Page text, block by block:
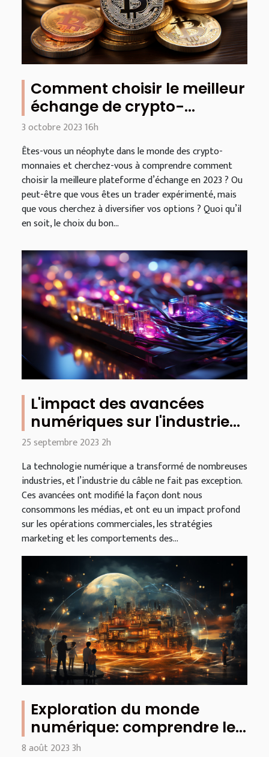
Comment choisir le meilleur
échange de crypto-
monnaies en 2023
3 octobre 2023 16h
Êtes-vous un néophyte dans le monde des crypto-
monnaies et cherchez-vous à comprendre comment
choisir la meilleure plateforme d’échange en 2023 ? Ou
peut-être que vous êtes un trader expérimenté, mais
que vous cherchez à diversifier vos options ? Quoi qu’il
en soit, le choix du bon...
L'impact des avancées
numériques sur l'industrie
du câble
25 septembre 2023 2h
La technologie numérique a transformé de nombreuses
industries, et l’industrie du câble ne fait pas exception.
Ces avancées ont modifié la façon dont nous
consommons les médias, et ont eu un impact profond
sur les opérations commerciales, les stratégies
marketing et les comportements des...
Exploration du monde
numérique: comprendre les
bases du codage
8 août 2023 3h